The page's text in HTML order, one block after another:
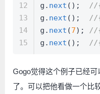
12
13
14
15
g. next (); //
g. next (); //
g. next (7); //
g. next (); //
Gogo觉得这个例子已经
了。可以把他看做一个比